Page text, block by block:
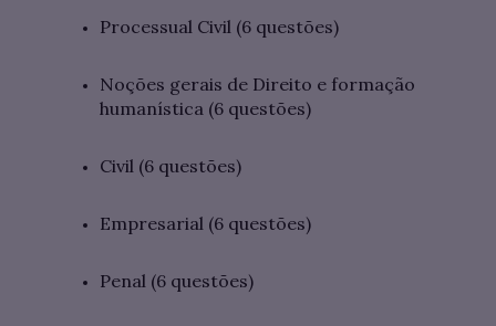
Processual Civil (6 questões)
Noções gerais de Direito e formação
humanística (6 questões)
Civil (6 questões)
Empresarial (6 questões)
Penal (6 questões)